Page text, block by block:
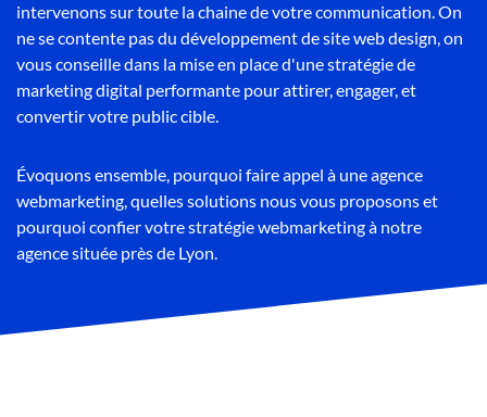
intervenons sur toute la chaine de votre communication. On
ne se contente pas du développement de site web design, on
vous conseille dans la mise en place d'une stratégie de
marketing digital performante pour attirer, engager, et
convertir votre public cible.
Évoquons ensemble, pourquoi faire appel à une agence
webmarketing, quelles solutions nous vous proposons et
pourquoi confier votre stratégie webmarketing à notre
agence située près de Lyon.